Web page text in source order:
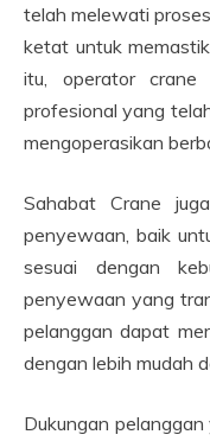
telah melewati
ketat untuk
itu, operator crane
profesional yang
mengoperasikan
Sahabat Crane
penyewaan, baik
sesuai dengan
penyewaan yang
pelanggan dapat
dengan lebih mudah
Dukungan